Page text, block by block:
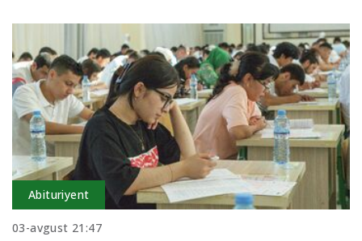
Abituriyent
03-avgust 21:47